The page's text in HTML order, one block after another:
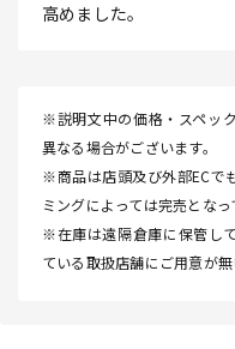
高めました。
※説明文中の価格・スペッ
異なる場合がございます。
※商品は店頭及び外部ECで
ミングによっては完売となっ
※在庫は遠隔倉庫に保管し
ている取扱店舗にご用意が無